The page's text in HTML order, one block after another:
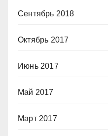
Сентябрь 2018
Октябрь 2017
Июнь 2017
Май 2017
Март 2017